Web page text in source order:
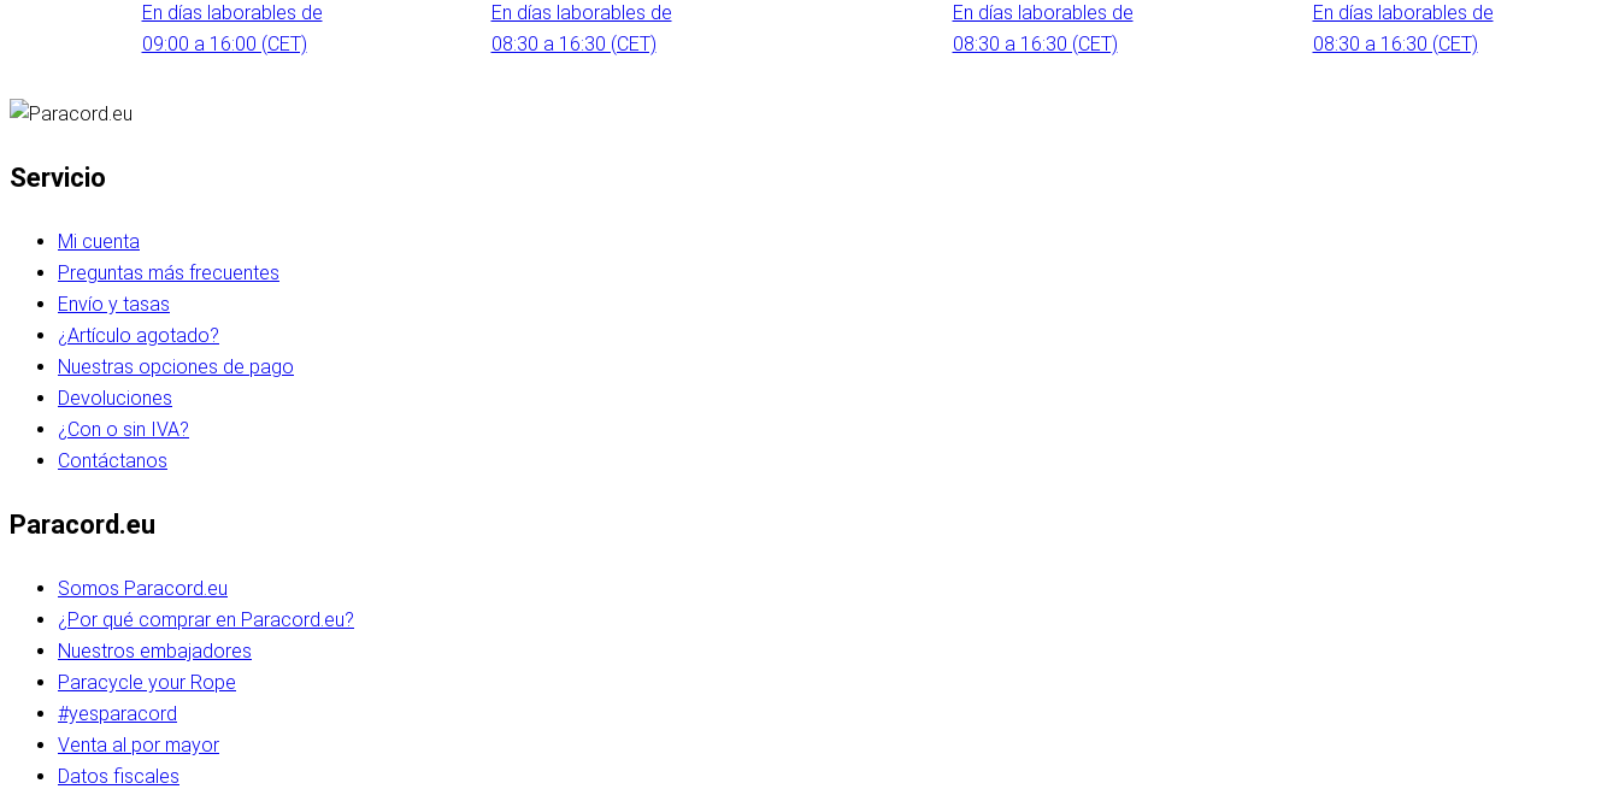
En días laborables de
09:00 a 16:00 (CET)
En días laborables de
08:30 a 16:30 (CET)
En días laborables de
08:30 a 16:30 (CET)
En días laborables de
08:30 a 16:30 (CET)
Servicio
Mi cuenta
Preguntas más frecuentes
Envío y tasas
¿Artículo agotado?
Nuestras opciones de pago
Devoluciones
¿Con o sin IVA?
Contáctanos
Paracord.eu
Somos Paracord.eu
¿Por qué comprar en Paracord.eu?
Nuestros embajadores
Paracycle your Rope
#yesparacord
Venta al por mayor
Datos fiscales